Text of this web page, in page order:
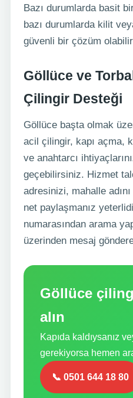
Bazı durumlarda basit
bazı durumlarda kilit
güvenli bir çözüm
Göllüce ve
Çilingir Desteği
Göllüce başta olmak
acil çilingir, kapı açma,
ve anahtarcı
geçebilirsiniz. Hizmet
adresinizi, mahalle
net paylaşmanız
numarasından arama
üzerinden mesaj
Göllüce
alın
Kapıda kaldıysanız
gerekiyorsa hemen
📞 0501 644 18 80